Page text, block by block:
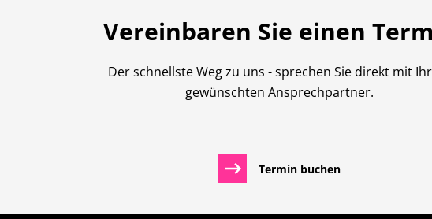
Vereinbaren Sie einen
Der schnellste Weg zu uns - sprechen Sie direkt mit
gewünschten Ansprechpartner.
Termin buchen